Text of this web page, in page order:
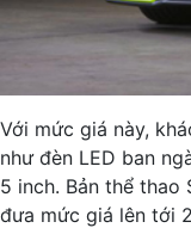
Với mức giá này,
như đèn LED ban
5 inch. Bản thể thao
đưa mức giá lên tới